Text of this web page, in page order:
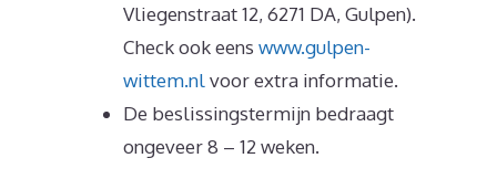
Vliegenstraat 12, 6271 DA, Gulpen).
Check ook eens www.gulpen-
wittem.nlvoor extra informatie.
De beslissingstermijn bedraagt
ongeveer 8 – 12 weken.